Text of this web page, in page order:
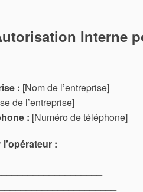
Interne
: [Nom de l’entreprise]
de l’entreprise]
: [Numéro de téléphone]
: